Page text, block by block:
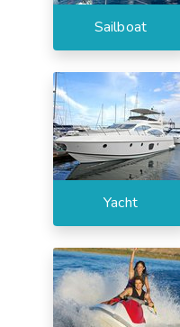
Sailboat
Yacht